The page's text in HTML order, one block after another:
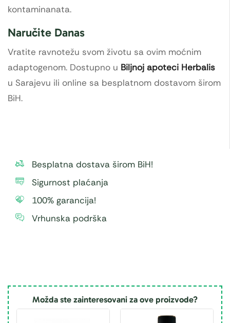
kontaminanata.
Naručite Danas
Vratite ravnotežu svom životu sa ovim moćnim
adaptogenom. Dostupno u Biljnoj apoteci Herbalis
u Sarajevu ili online sa besplatnom dostavom širom
BiH.
Besplatna dostava širom BiH!
Sigurnost plaćanja
100% garancija!
Vrhunska podrška
Možda ste zainteresovani za ove proizvode?